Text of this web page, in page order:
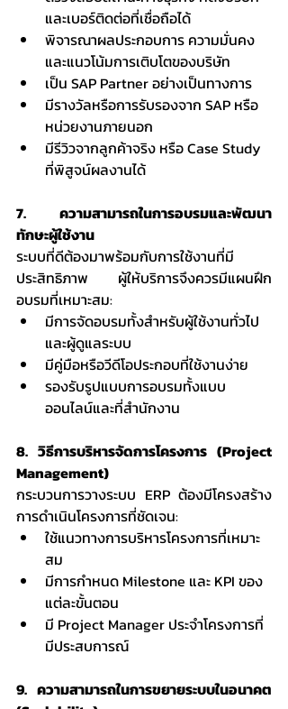
และเบอร์ติดต่อที่เชื่อถือได้
พิจารณาผลประกอบการ ความมั่นคง
และแนวโน้มการเติบโตของบริษัท
เป็น SAP Partner อย่างเป็นทางการ
มีรางวัลหรือการรับรองจาก SAP หรือ
หน่วยงานภายนอก
มีรีวิวจากลูกค้าจริง หรือ Case Study
ที่พิสูจน์ผลงานได้
7. ความสามารถในการอบรมและพัฒนา
ทักษะผู้ใช้งาน
ระบบที่ดีต้องมาพร้อมกับการใช้งานที่มี
ประสิทธิภาพ ผู้ให้บริการจึงควรมีแผนฝึก
อบรมที่เหมาะสม:
มีการจัดอบรมทั้งสำหรับผู้ใช้งานทั่วไป
และผู้ดูแลระบบ
มีคู่มือหรือวีดีโอประกอบที่ใช้งานง่าย
รองรับรูปแบบการอบรมทั้งแบบ
ออนไลน์และที่สำนักงาน
8. วิธีการบริหารจัดการโครงการ (Project
Management)
กระบวนการวางระบบ ERP ต้องมีโครงสร้าง
การดำเนินโครงการที่ชัดเจน:
ใช้แนวทางการบริหารโครงการที่เหมาะ
สม
มีการกำหนด Milestone และ KPI ของ
แต่ละขั้นตอน
มี Project Manager ประจำโครงการที่
มีประสบการณ์
9. ความสามารถในการขยายระบบในอนาคต